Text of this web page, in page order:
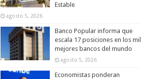
Estable
agosto 5, 2026
Banco Popular informa que
escala 17 posiciones en los mil
mejores bancos del mundo
agosto 5, 2026
Economistas ponderan